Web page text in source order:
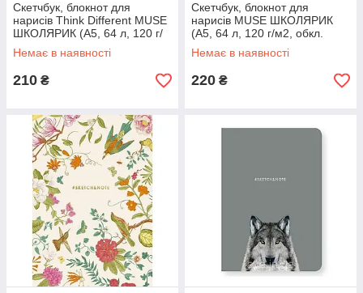
Скетчбук, блокнот для
нарисів Think Different MUSE
ШКОЛЯРИК (А5, 64 л, 120 г/
м2, обкл. картон) А5-3С-064-
371
Немає в наявності
210 ₴
Скетчбук, блокнот для
нарисів MUSE ШКОЛЯРИК
(А5, 64 л, 120 г/м2, обкл.
картон)
Немає в наявності
220 ₴